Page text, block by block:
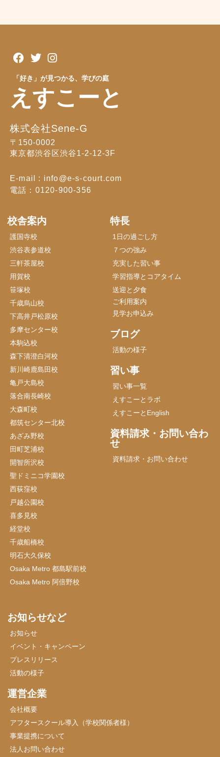
「好き」が見つかる、学びの庭
えすこーと
株式会社Sene-G
〒150-0002
東京都渋谷区渋谷1-2-12-3F
E-mail : info@e-s-court.com
電話：0120-900-356
校舎案内
護国寺校
渋谷表参道校
三軒茶屋校
用賀校
笹塚校
千歳烏山校
下高井戸松原校
多摩センター校
本駒込校
森下清澄白河校
新川崎鹿島田校
亀戸大島校
落合南長崎校
大森町校
都筑センター北校
あざみ野校
田町芝浦校
開智所沢校
聖ドミニコ学園校
西荻窪校
戸越公園校
喜多見校
経堂校
千歳船橋校
明石大久保校
Osaka Metro 都島駅前校
Osaka Metro 阿倍野校
特長
1日の過ごし方
７つの強み
充実した習い事
学習指導とコアタイム
送迎と夕食
ご利用案内
見学お申込み
ブログ
活動の様子
習い事
習い事一覧
えすこーとラボ
えすこーとEnglish
資料請求・お問い合わ
せ
資料請求・お問い合わせ
お知らせなど
お知らせ
イベント・キャンペーン
プレスリリース
活動の様子
運営企業
会社概要
アフタースクール導入（学校関係者様）
事業提携について
法人お問い合わせ